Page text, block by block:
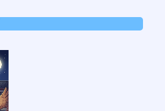
https://forms.gle/sb6qss7apF2uRjVc7